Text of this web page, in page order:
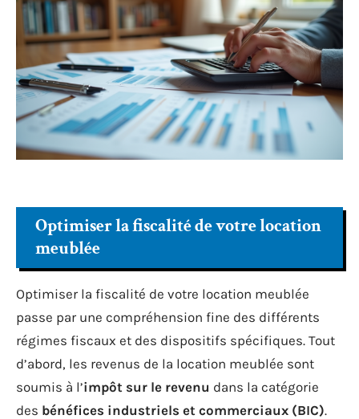
Optimiser la fiscalité de votre location
meublée
Optimiser la fiscalité de votre location meublée
passe par une compréhension fine des différents
régimes fiscaux et des dispositifs spécifiques. Tout
d’abord, les revenus de la location meublée sont
soumis à l’impôt sur le revenu dans la catégorie
des bénéfices industriels et commerciaux (BIC).